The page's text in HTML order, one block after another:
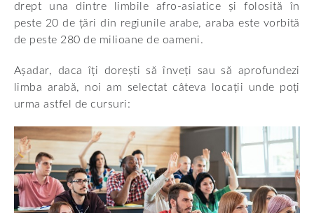
drept una dintre limbile afro-asiatice și folosită în
peste 20 de țări din regiunile arabe, araba este vorbită
de peste 280 de milioane de oameni.
Așadar, daca îți dorești să înveți sau să aprofundezi
limba arabă, noi am selectat câteva locații unde poți
urma astfel de cursuri: